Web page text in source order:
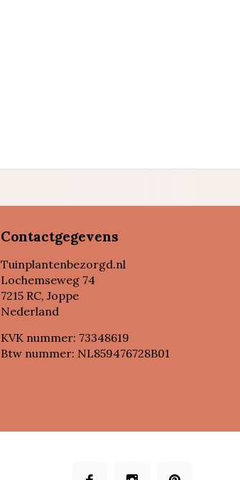
Contactgegevens
Tuinplantenbezorgd.nl
Lochemseweg 74
7215 RC, Joppe
Nederland
KVK nummer: 73348619
Btw nummer: NL859476728B01